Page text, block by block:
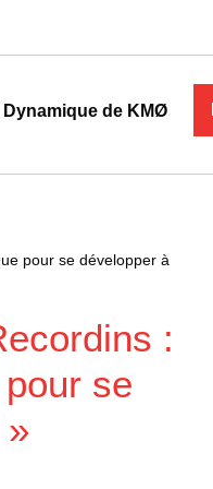
Dynamique de KMØ
pour se développer à
:
se